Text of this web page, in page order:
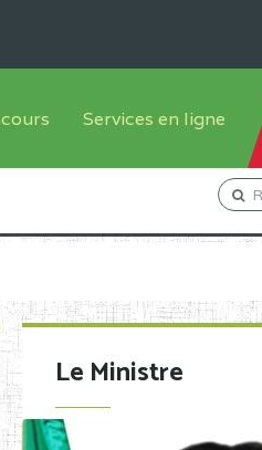
francophone
Services en ligne
Orientation Conseil
Gestion du Personnel
Demande de
Le Ministre